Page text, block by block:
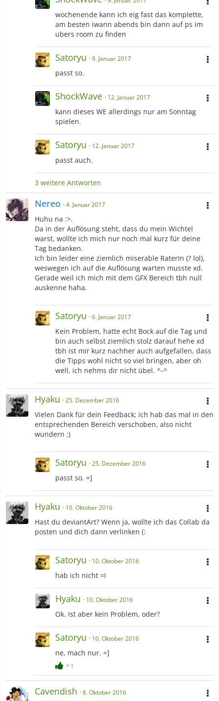
wochenende kann ich eig fast das komplette,
am besten iwann abends bin dann auf ps im
ubers room zu finden
Satoryu 9. Januar 2017
passt so.
ShockWave 12. Januar 2017
kann dieses WE allerdings nur am Sonntag
spielen.
Satoryu 12. Januar 2017
passt auch.
3 weitere Antworten
Nereo 4. Januar 2017
Huhu na :>.
Da in der Auflösung steht, dass du mein Wichtel
warst, wollte ich mich nur noch mal kurz für deine
Tag bedanken.
Ich bin leider eine ziemlich miserable RaterIn (? lol),
weswegen ich auf die Auflösung warten musste xd.
Gerade weil ich mich mit dem GFX Bereich tbh null
auskenne haha.
Satoryu 6. Januar 2017
Kein Problem, hatte echt Bock auf die Tag und
bin auch selbst ziemlich stolz darauf hehe xd
tbh ist mir kurz nachher auch aufgefallen, dass
die Tipps wohl nicht so viel bringen, aber oh
well, ich nehms dir nicht übel. ^-^
Hyaku 25. Dezember 2016
Vielen Dank für dein Feedback; ich hab das mal in den
entsprechenden Bereich verschoben, also nicht
wundern ;)
Satoryu 25. Dezember 2016
passt so. =]
Hyaku 10. Oktober 2016
Hast du deviantArt? Wenn ja, wollte ich das Collab da
posten und dich dann verlinken (:
Satoryu 10. Oktober 2016
hab ich nicht =I
Hyaku 10. Oktober 2016
Ok. Ist aber kein Problem, oder?
Satoryu 10. Oktober 2016
ne, mach nur. =]
1
Cavendish 8. Oktober 2016